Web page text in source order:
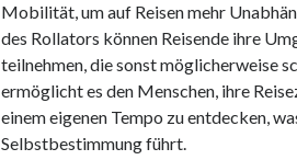
Mobilität, um auf Reisen mehr
des Rollators können Reisende ihre
teilnehmen, die sonst möglicherweise
ermöglicht es den Menschen, ihre
einem eigenen Tempo zu entdecken,
Selbstbestimmung führt.